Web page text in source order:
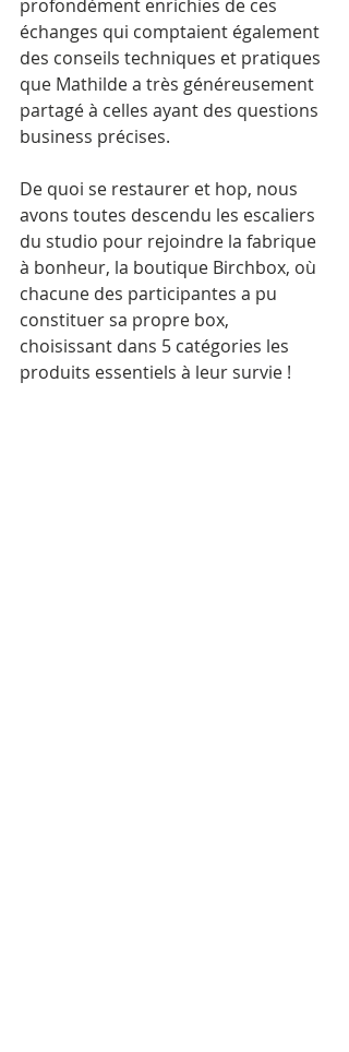
profondément enrichies de ces
échanges qui comptaient également
des conseils techniques et pratiques
que Mathilde a très généreusement
partagé à celles ayant des questions
business précises.
De quoi se restaurer et hop, nous
avons toutes descendu les escaliers
du studio pour rejoindre la fabrique
à bonheur, la boutique Birchbox, où
chacune des participantes a pu
constituer sa propre box,
choisissant dans 5 catégories les
produits essentiels à leur survie !